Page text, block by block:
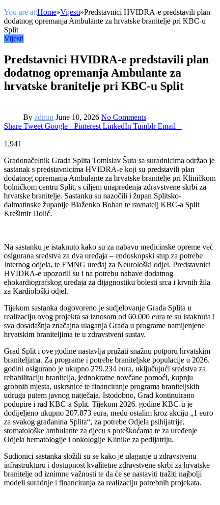
You are at:Home»Vijesti»Predstavnici HVIDRA-e predstavili plan
dodatnog opremanja Ambulante za hrvatske branitelje pri KBC-u
Split
Vijesti
Predstavnici HVIDRA-e predstavili plan
dodatnog opremanja Ambulante za
hrvatske branitelje pri KBC-u Split
By admin June 10, 2026 No Comments
Share Tweet Google+ Pinterest LinkedIn Tumblr Email +
1,941
Gradonačelnik Grada Splita Tomislav Šuta sa suradnicima održao je
sastanak s predstavnicima HVIDRA-e koji su predstavili plan
dodatnog opremanja Ambulante za hrvatske branitelje pri Kliničkom
bolničkom centru Split, s ciljem unapređenja zdravstvene skrbi za
hrvatske branitelje. Sastanku su nazočili i župan Splitsko-
dalmatinske županije Blaženko Boban te ravnatelj KBC-a Split
Krešimir Dolić.
Na sastanku je istaknuto kako su za nabavu medicinske opreme već
osigurana sredstva za dva uređaja – endoskopski stup za potrebe
Internog odjela, te EMNG uređaj za Neurološki odjel. Predstavnici
HVIDRA-e upozorili su i na potrebu nabave dodatnog
ehokardiografskog uređaja za dijagnostiku bolesti srca i krvnih žila
za Kardiološki odjel.
Tijekom sastanka dogovoreno je sudjelovanje Grada Splita u
realizaciju ovog projekta sa iznosom od 60.000 eura te su istaknuta i
sva dosadašnja značajna ulaganja Grada u programe namijenjene
hrvatskim braniteljima te u zdravstveni sustav.
Grad Split i ove godine nastavlja pružati snažnu potporu hrvatskim
braniteljima. Za programe i potrebe braniteljske populacije u 2026.
godini osigurano je ukupno 279.234 eura, uključujući sredstva za
rehabilitaciju branitelja, jednokratne novčane pomoći, kupnju
grobnih mjesta, uskrsnice te financiranje programa braniteljskih
udruga putem javnog natječaja. Istodobno, Grad kontinuirano
podupire i rad KBC-a Split. Tijekom 2026. godine KBC-u je
dodijeljeno ukupno 207.873 eura, među ostalim kroz akciju „1 euro
za svakog građanina Splita“, za potrebe Odjela psihijatrije,
stomatološke ambulante za djecu s poteškoćama te za uređenje
Odjela hematologije i onkologije Klinike za pedijatriju.
Sudionici sastanka složili su se kako je ulaganje u zdravstvenu
infrastrukturu i dostupnost kvalitetne zdravstvene skrbi za hrvatske
branitelje od iznimne važnosti te da će se nastaviti tražiti najbolji
modeli suradnje i financiranja za realizaciju potrebnih projekata.